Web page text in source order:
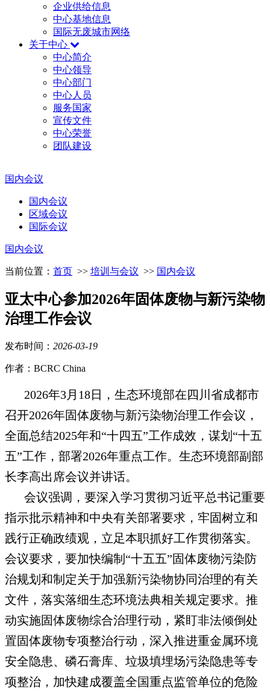
企业供给信息
中心基地信息
国际无废城市网络
关于中心
中心简介
中心领导
中心部门
中心人员
服务国家
宣传文件
中心荣誉
团队建设
国内会议
国内会议
区域会议
国际会议
国内会议
当前位置： 首页 >> 培训与会议 >> 国内会议
亚太中心参加2026年固体废物与新污染物
治理工作会议
发布时间： 2026-03-19
作者：BCRC China
2026年3月18日，生态环境部在四川省成都市
召开2026年固体废物与新污染物治理工作会议，
全面总结2025年和“十四五”工作成效，谋划“十五
五”工作，部署2026年重点工作。生态环境部副部
长李高出席会议并讲话。
会议强调，要深入学习贯彻习近平总书记重要
指示批示精神和中央有关部署要求，牢固树立和
践行正确政绩观，立足本职抓好工作贯彻落实。
会议要求，要加快编制“十五五”固体废物污染防
治规划和制定关于加强新污染物协同治理的有关
文件，落实落细生态环境法典相关规定要求。推
动实施固体废物综合治理行动，紧盯非法倾倒处
置固体废物专项整治行动，深入推进重金属环境
安全隐患、磷石膏库、垃圾填埋场污染隐患等专
项整治，加快建成覆盖全国重点监管单位的危险